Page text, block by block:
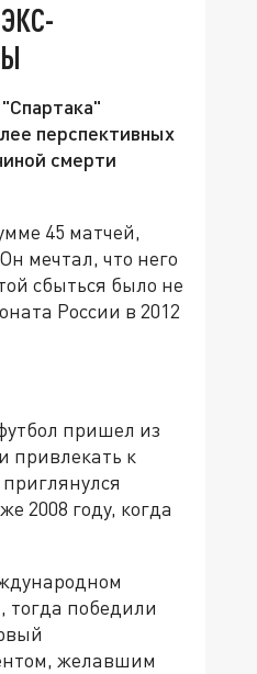
перспективных
смерти
45 матчей,
мечтал, что него
сбыться было не
России в 2012
пришел из
привлекать к
2008 году, когда
тогда победили
желавшим